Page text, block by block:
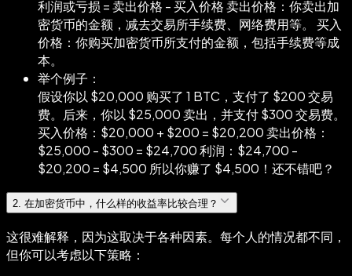
利润或亏损 = 卖出价格 - 买入价格 卖出价格：你卖出加
密货币的金额，减去交易所手续费、网络费用等。 买入
价格：你购买加密货币所支付的金额，包括手续费等成
本。
举个例子：
假设你以 $20,000 购买了 1 BTC，支付了 $200 交易
费。后来，你以 $25,000 卖出，并支付 $300 交易费。
买入价格：$20,000 + $200 = $20,200 卖出价格：
$25,000 - $300 = $24,700 利润：$24,700 -
$20,200 = $4,500 所以你赚了 $4,500！还不错吧？
2. 在加密货币中，什么样的收益率比较合理？
这很难解释，因为这取决于各种因素。每个人的情况都不同，
但你可以考虑以下策略：